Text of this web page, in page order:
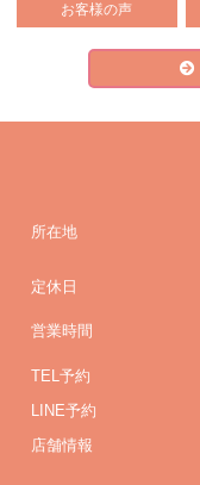
お客様の声
所在地
定休日
営業時間
TEL予約
LINE予約
店舗情報